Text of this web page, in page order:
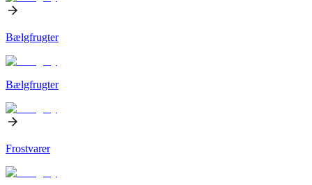
Bælgfrugter
Bælgfrugter
Frostvarer